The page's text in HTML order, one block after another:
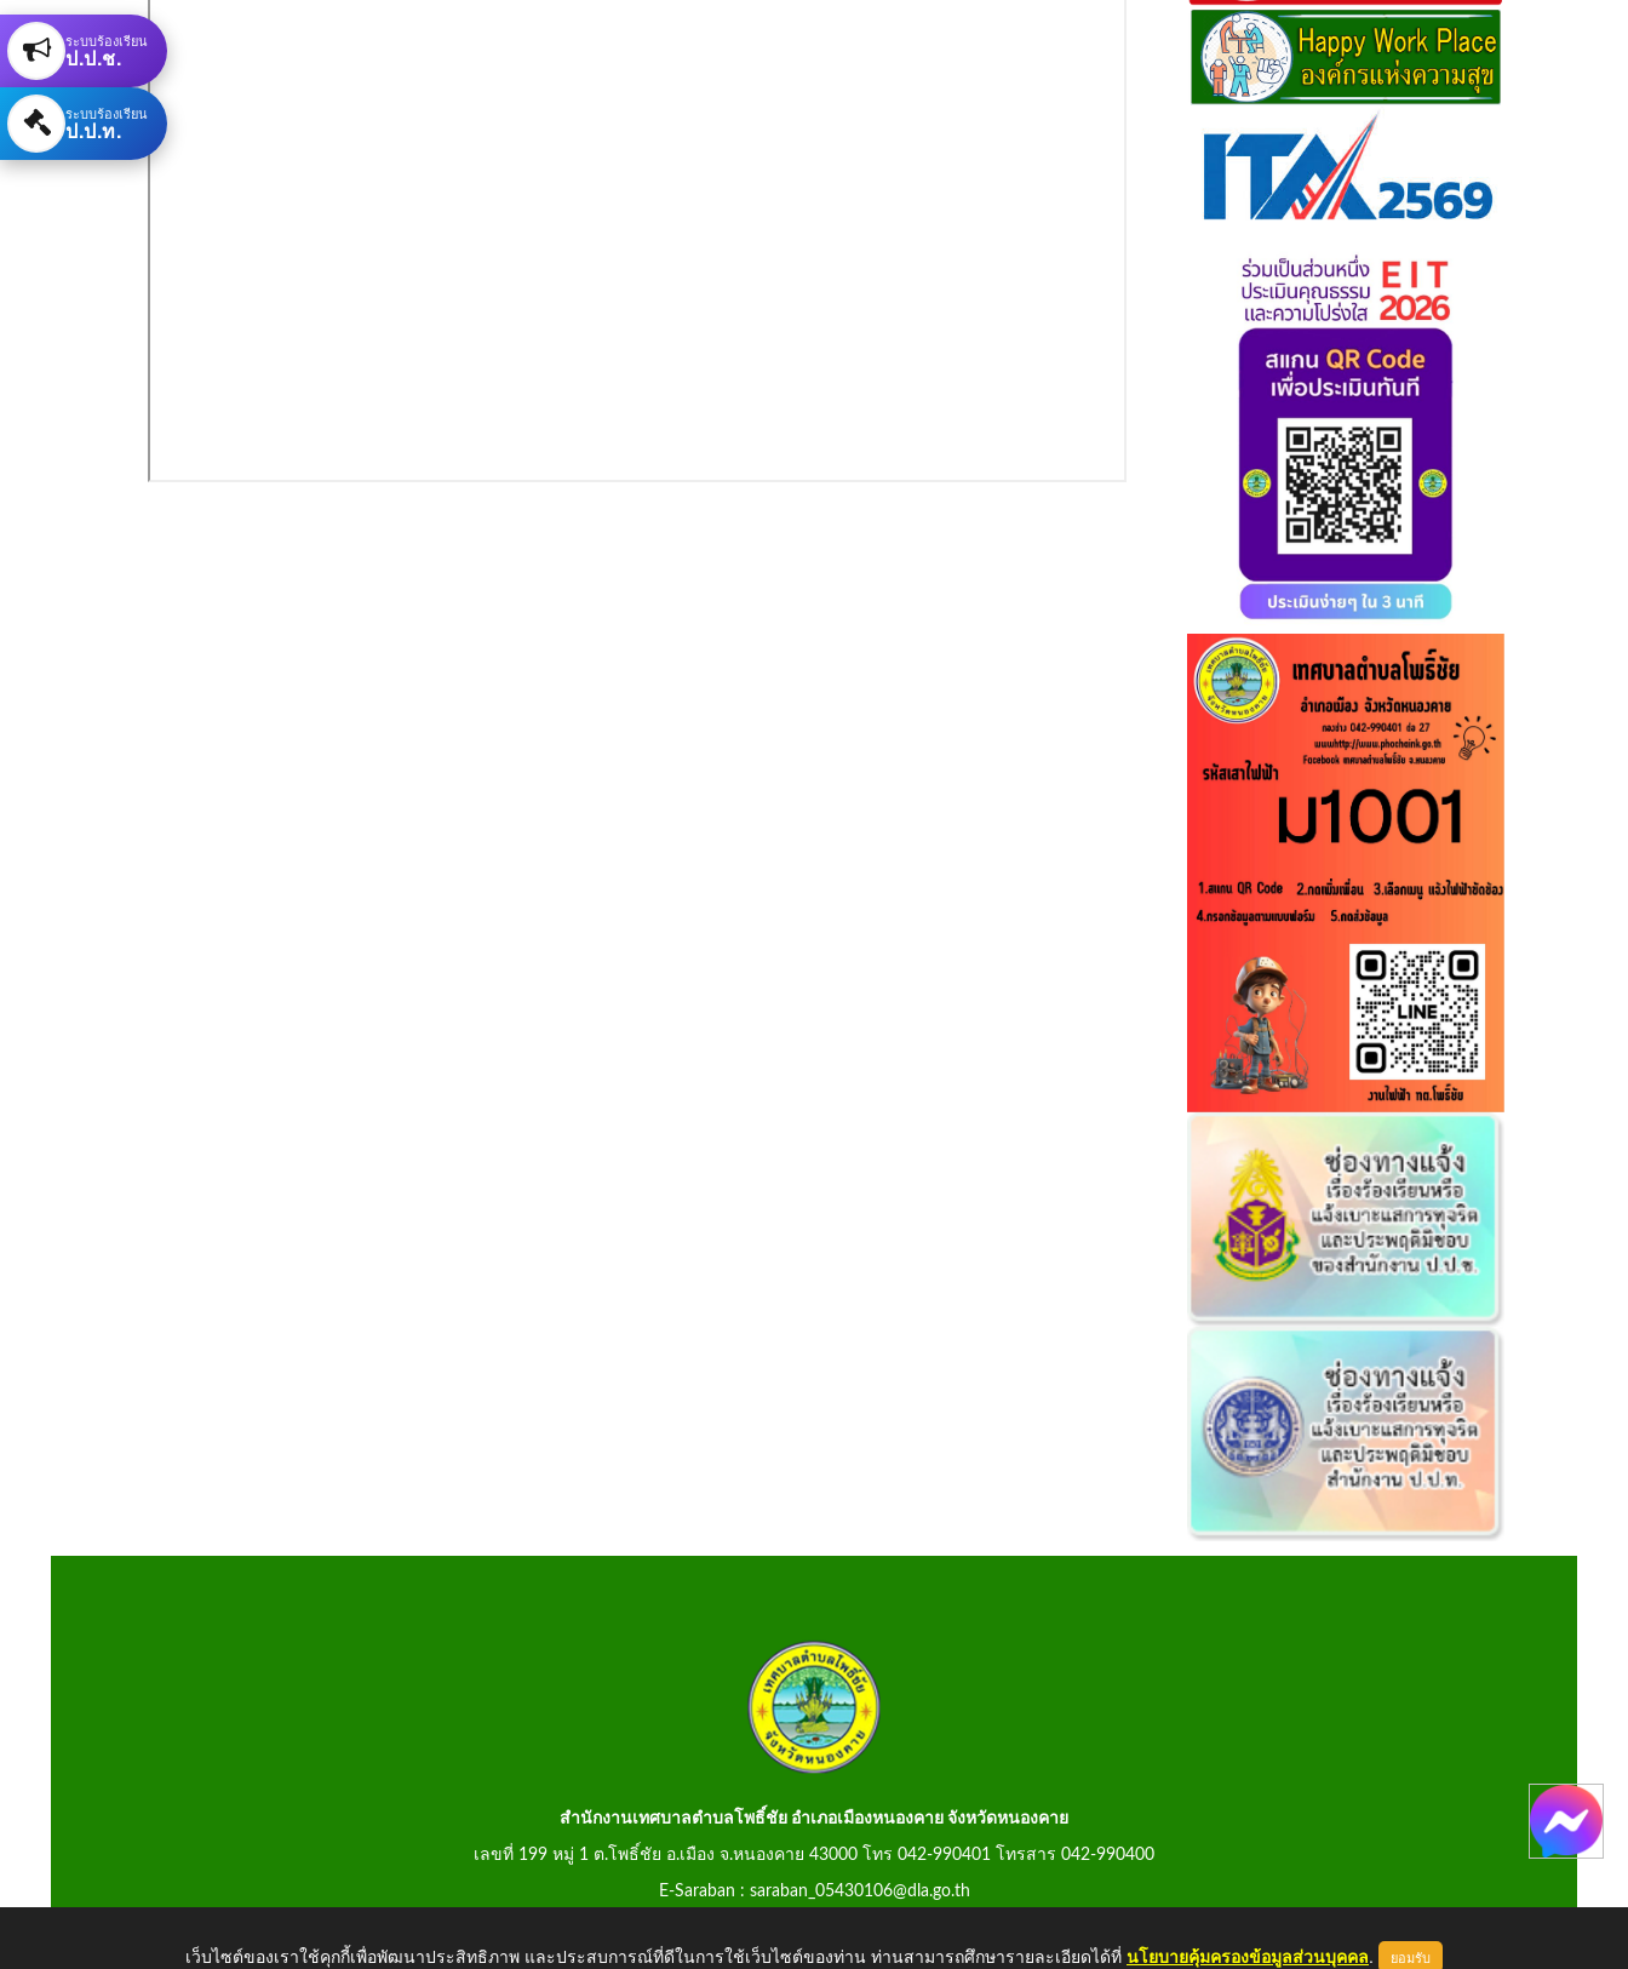
สำนักงานเทศบาลตำบลโพธิ์ชัย อำเภอเมืองหนองคาย จังหวัดหนองคาย
เลขที่ 199 หมู่ 1 ต.โพธิ์ชัย อ.เมือง จ.หนองคาย 43000 โทร 042-990401 โทรสาร 042-990400
E-Saraban : saraban_05430106@dla.go.th
ระบบร้องเรียน
ป.ป.ช.
ระบบร้องเรียน
ป.ป.ท.
เว็บไซต์ของเราใช้คุกกี้เพื่อพัฒนาประสิทธิภาพ และประสบการณ์ที่ดีในการใช้เว็บไซต์ของท่าน ท่านสามารถศึกษารายละเอียดได้ที่ นโยบายคุ้มครองข้อมูลส่วนบุคคล. ยอมรับ